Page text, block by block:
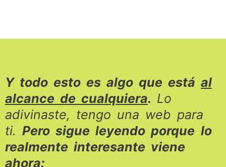
Y todo esto es algo que está al
alcance de cualquiera. Lo
adivinaste, tengo una web para
ti. Pero sigue leyendo porque lo
realmente interesante viene
ahora: